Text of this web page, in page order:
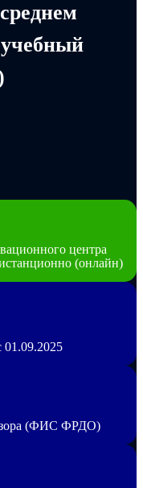
центра
(онлайн)
01.09.2025
(ФИС ФРДО)